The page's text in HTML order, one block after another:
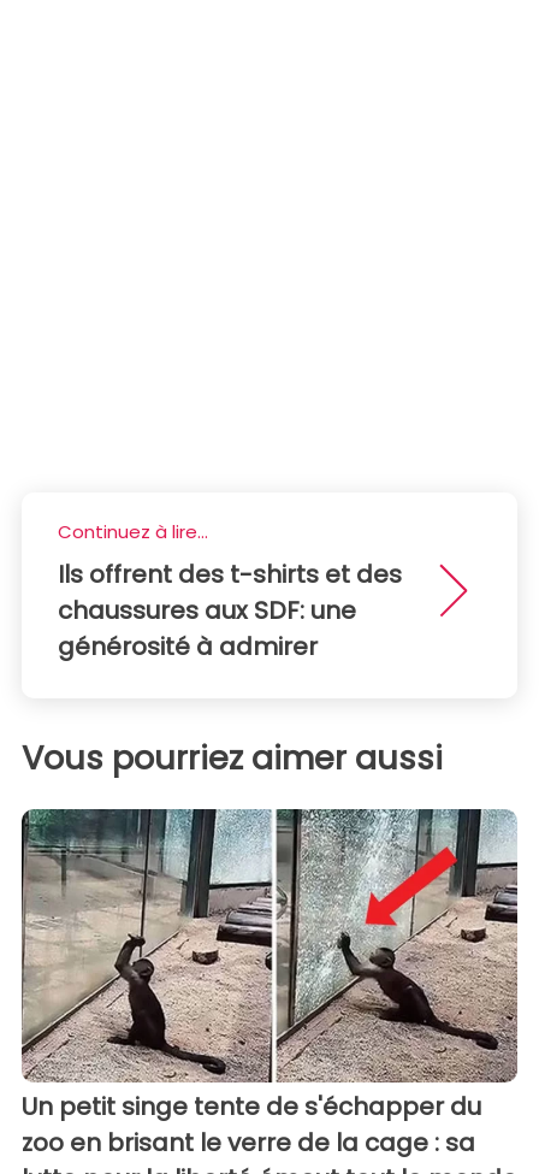
Continuez à lire...
Ils offrent des t-shirts et des
chaussures aux SDF: une
générosité à admirer
Vous pourriez aimer aussi
Un petit singe tente de s'échapper du
zoo en brisant le verre de la cage : sa